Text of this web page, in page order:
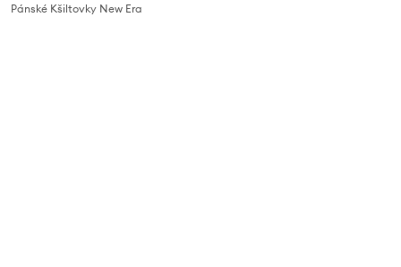
Pánské Kšiltovky New Era